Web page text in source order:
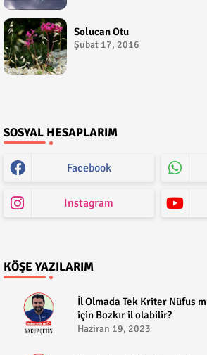
Solucan Otu
Şubat 17, 2016
SOSYAL HESAPLARIM
Facebook
Instagram
KÖŞE YAZILARIM
​İl Olmada Tek Kriter Nüfus
için Bozkır il olabilir?
Haziran 19, 2023